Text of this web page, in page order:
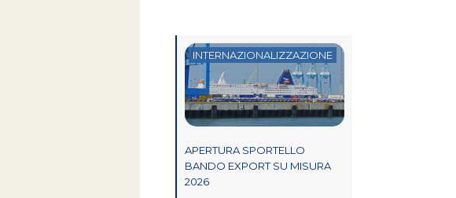
INTERNAZIONALIZZAZIONE
APERTURA SPORTELLO
BANDO EXPORT SU MISURA
2026